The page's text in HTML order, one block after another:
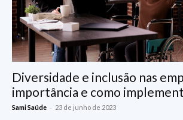
Diversidade e inclusão nas
importância e como
Sami Saúde - 23 de junho de 2023